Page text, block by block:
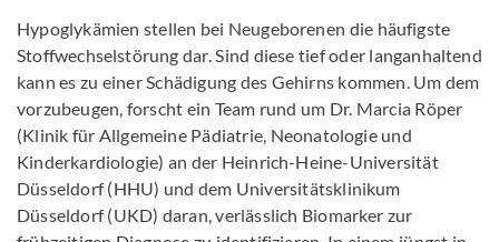
Hypoglykämien stellen bei Neugeborenen die häufigste
Stoffwechselstörung dar. Sind diese tief oder langanhaltend
kann es zu einer Schädigung des Gehirns kommen. Um dem
vorzubeugen, forscht ein Team rund um Dr. Marcia Röper
(Klinik für Allgemeine Pädiatrie, Neonatologie und
Kinderkardiologie) an der Heinrich-Heine-Universität
Düsseldorf (HHU) und dem Universitätsklinikum
Düsseldorf (UKD) daran, verlässlich Biomarker zur